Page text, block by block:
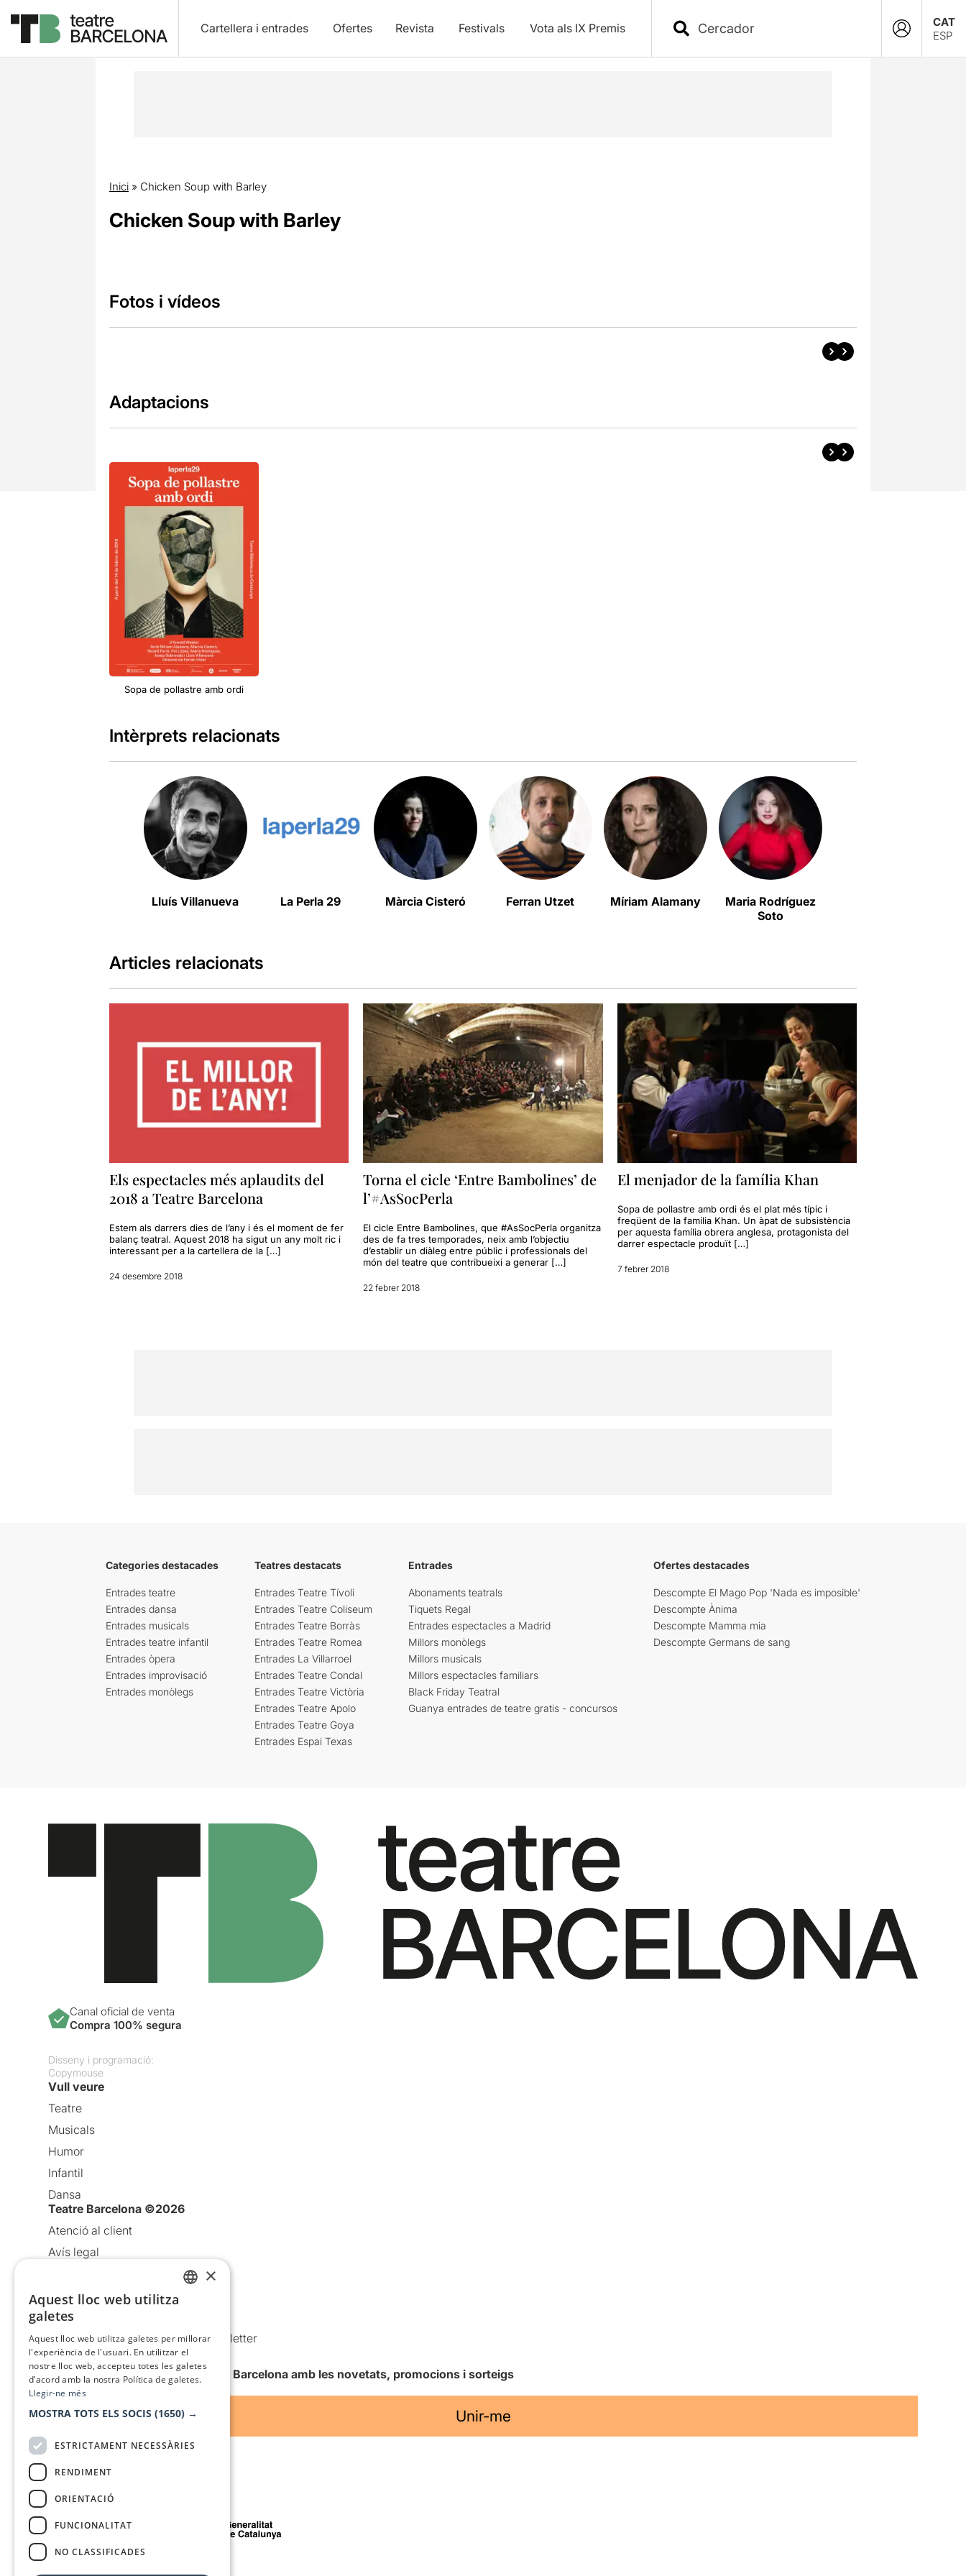
Cartellera i entrades Ofertes Revista Festivals Vota als IX Premis
CAT
ESP
Inici» Chicken Soup with Barley
Chicken Soup with Barley
Fotos i vídeos
Adaptacions
Sopa de pollastre amb ordi
Intèrprets relacionats
Lluís Villanueva La Perla 29 Màrcia Cisteró Ferran Utzet Míriam Alamany
Maria Rodríguez
Soto
Articles relacionats
Els espectacles més aplaudits del
2018 a Teatre Barcelona
Estem als darrers dies de l’any i és el moment de fer
balanç teatral. Aquest 2018 ha sigut un any molt ric i
interessant per a la cartellera de la […]
24 desembre 2018
Torna el cicle ‘Entre Bambolines’ de
l’#AsSocPerla
El cicle Entre Bambolines, que #AsSocPerla organitza
des de fa tres temporades, neix amb l’objectiu
d’establir un diàleg entre públic i professionals del
món del teatre que contribueixi a generar […]
22 febrer 2018
El menjador de la família Khan
Sopa de pollastre amb ordi és el plat més típic i
freqüent de la família Khan. Un àpat de subsistència
per aquesta família obrera anglesa, protagonista del
darrer espectacle produït […]
7 febrer 2018
Categories destacades
Entrades teatre
Entrades dansa
Entrades musicals
Entrades teatre infantil
Entrades òpera
Entrades improvisació
Entrades monòlegs
Teatres destacats
Entrades Teatre Tívoli
Entrades Teatre Coliseum
Entrades Teatre Borràs
Entrades Teatre Romea
Entrades La Villarroel
Entrades Teatre Condal
Entrades Teatre Victòria
Entrades Teatre Apolo
Entrades Teatre Goya
Entrades Espai Texas
Entrades
Abonaments teatrals
Tiquets Regal
Entrades espectacles a Madrid
Millors monòlegs
Millors musicals
Millors espectacles familiars
Black Friday Teatral
Guanya entrades de teatre gratis - concursos
Ofertes destacades
Descompte El Mago Pop 'Nada es imposible'
Descompte Ànima
Descompte Mamma mia
Descompte Germans de sang
Canal oficial de venta
Compra 100% segura
Disseny i programació:
Copymouse
Vull veure
Teatre
Musicals
Humor
Infantil
Dansa
Teatre Barcelona ©2026
Atenció al client
Avís legal
Política de cookies
Condicions d’ús
Comunicacions comercials i Newsletter
Anuncia’t
Vull rebre la newsletter de Teatre Barcelona amb les novetats, promocions i sorteigs
Unir-me
Amb el suport de
×
Aquest lloc web utilitza
galetes
Aquest lloc web utilitza galetes per millorar
l'experiència de l'usuari. En utilitzar el
nostre lloc web, accepteu totes les galetes
d’acord amb la nostra Política de galetes.
Llegir-ne més
MOSTRA TOTS ELS SOCIS (1650) →
ESTRICTAMENT NECESSÀRIES
RENDIMENT
ORIENTACIÓ
FUNCIONALITAT
NO CLASSIFICADES